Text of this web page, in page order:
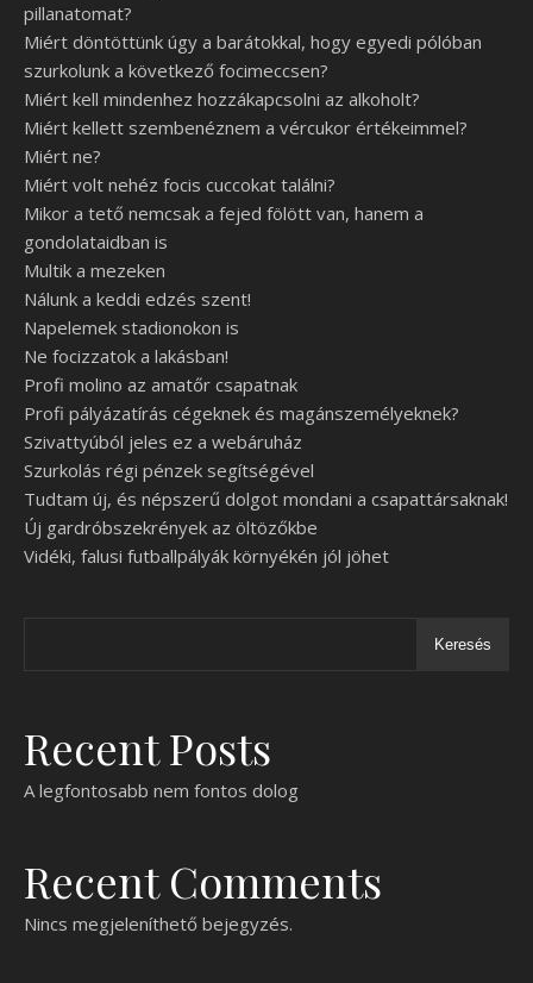
pillanatomat?
Miért döntöttünk úgy a barátokkal, hogy egyedi pólóban
szurkolunk a következő focimeccsen?
Miért kell mindenhez hozzákapcsolni az alkoholt?
Miért kellett szembenéznem a vércukor értékeimmel?
Miért ne?
Miért volt nehéz focis cuccokat találni?
Mikor a tető nemcsak a fejed fölött van, hanem a
gondolataidban is
Multik a mezeken
Nálunk a keddi edzés szent!
Napelemek stadionokon is
Ne focizzatok a lakásban!
Profi molino az amatőr csapatnak
Profi pályázatírás cégeknek és magánszemélyeknek?
Szivattyúból jeles ez a webáruház
Szurkolás régi pénzek segítségével
Tudtam új, és népszerű dolgot mondani a csapattársaknak!
Új gardróbszekrények az öltözőkbe
Vidéki, falusi futballpályák környékén jól jöhet
Keresés
Recent Posts
A legfontosabb nem fontos dolog
Recent Comments
Nincs megjeleníthető bejegyzés.